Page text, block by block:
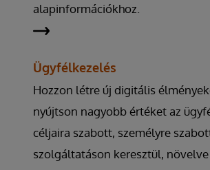
alapinformációkhoz.
Ügyfélkezelés
Hozzon létre új digitális
nyújtson nagyobb értéket az
céljaira szabott, személyre
szolgáltatáson keresztül, növelve